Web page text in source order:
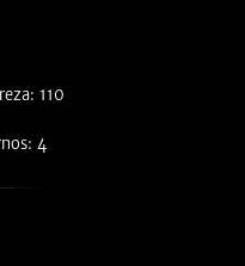
110
4